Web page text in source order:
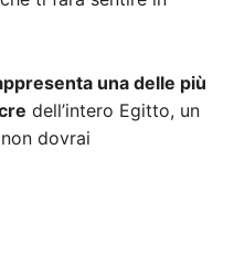
una delle più
dell’intero Egitto, un
dovrai